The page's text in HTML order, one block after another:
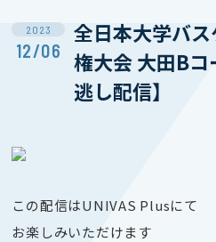
2023
12/06
全日本大学バ
権大会 大田B
逃し配信】
この配信はUNIVAS Plusにて
お楽しみいただけます